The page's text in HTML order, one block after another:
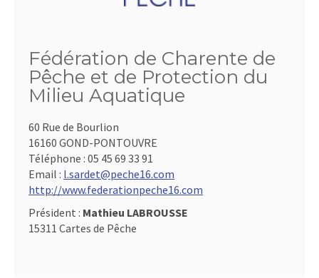
Fédération de Charente de
Pêche et de Protection du
Milieu Aquatique
60 Rue de Bourlion
16160 GOND-PONTOUVRE
Téléphone : 05 45 69 33 91
Email : l.sardet@peche16.com
http://www.federationpeche16.com
Président : Mathieu LABROUSSE
15311 Cartes de Pêche